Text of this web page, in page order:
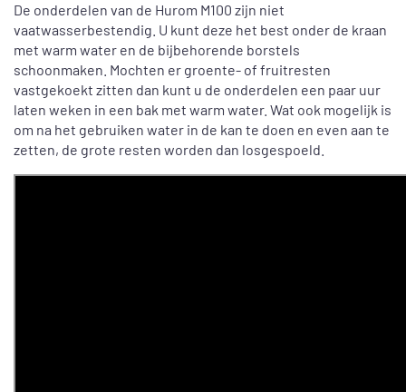
De onderdelen van de Hurom M100 zijn niet
vaatwasserbestendig. U kunt deze het best onder de kraan
met warm water en de bijbehorende borstels
schoonmaken. Mochten er groente- of fruitresten
vastgekoekt zitten dan kunt u de onderdelen een paar uur
laten weken in een bak met warm water. Wat ook mogelijk is
om na het gebruiken water in de kan te doen en even aan te
zetten, de grote resten worden dan losgespoeld.